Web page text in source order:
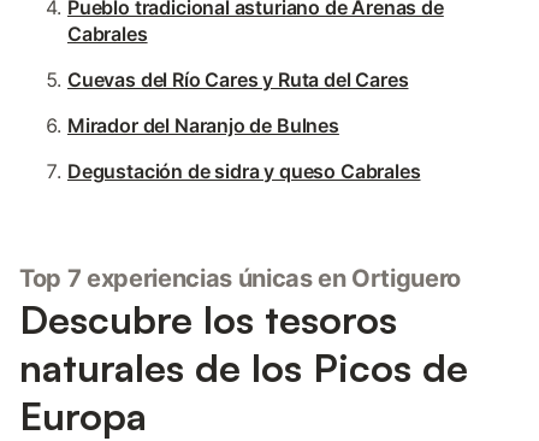
Pueblo tradicional asturiano de Arenas de
Cabrales
Cuevas del Río Cares y Ruta del Cares
Mirador del Naranjo de Bulnes
Degustación de sidra y queso Cabrales
Top 7 experiencias únicas en Ortiguero
Descubre los tesoros
naturales de los Picos de
Europa